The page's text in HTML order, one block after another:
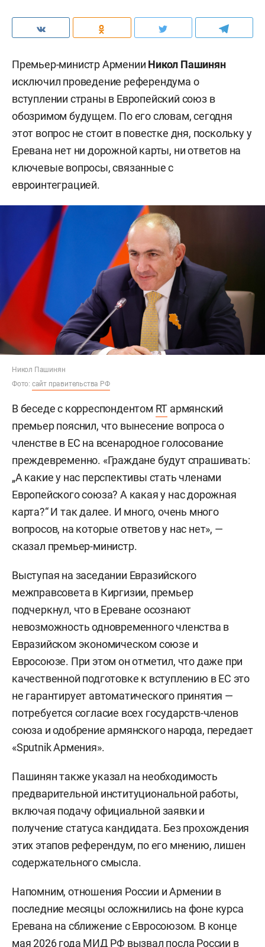
Премьер-министр Армении Никол Пашинян
исключил проведение референдума о
вступлении страны в Европейский союз в
обозримом будущем. По его словам, сегодня
этот вопрос не стоит в повестке дня, поскольку у
Еревана нет ни дорожной карты, ни ответов на
ключевые вопросы, связанные с
евроинтеграцией.
Никол Пашинян
Фото: сайт правительства РФ
В беседе с корреспондентом RT армянский
премьер пояснил, что вынесение вопроса о
членстве в ЕС на всенародное голосование
преждевременно. «Граждане будут спрашивать:
„А какие у нас перспективы стать членами
Европейского союза? А какая у нас дорожная
карта?“ И так далее. И много, очень много
вопросов, на которые ответов у нас нет», —
сказал премьер-министр.
Выступая на заседании Евразийского
межправсовета в Киргизии, премьер
подчеркнул, что в Ереване осознают
невозможность одновременного членства в
Евразийском экономическом союзе и
Евросоюзе. При этом он отметил, что даже при
качественной подготовке к вступлению в ЕС это
не гарантирует автоматического принятия —
потребуется согласие всех государств-членов
союза и одобрение армянского народа, передает
«Sputnik Армения».
Пашинян также указал на необходимость
предварительной институциональной работы,
включая подачу официальной заявки и
получение статуса кандидата. Без прохождения
этих этапов референдум, по его мнению, лишен
содержательного смысла.
Напомним, отношения России и Армении в
последние месяцы осложнились на фоне курса
Еревана на сближение с Евросоюзом. В конце
мая 2026 года МИД РФ вызвал посла России в